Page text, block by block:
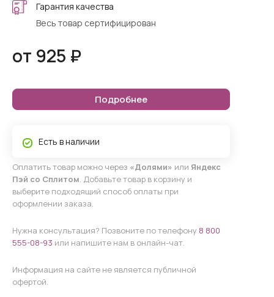
Гарантия качества
Весь товар сертифицирован
от 925 ₽
Подробнее
Есть в наличии
Оплатить товар можно через «Долями» или Яндекс
Пэй со Сплитом. Добавьте товар в корзину и
выберите подходящий способ оплаты при
оформлении заказа.
Нужна консультация? Позвоните по телефону 8 800
555-08-93 или напишите нам в онлайн-чат.
Информация на сайте не является публичной
офертой.